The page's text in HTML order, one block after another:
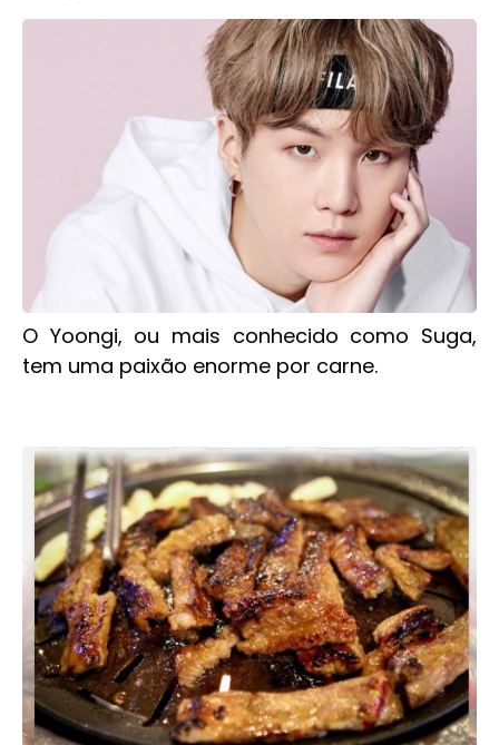
O Yoongi, ou mais conhecido como Suga,
tem uma paixão enorme por carne.